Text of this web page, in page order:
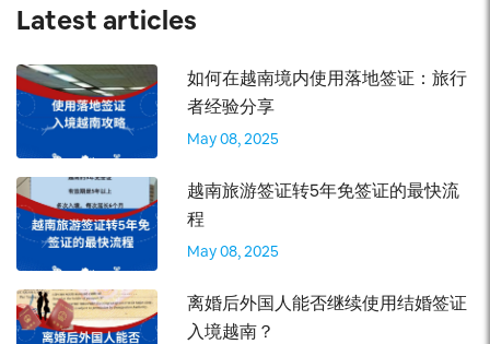
Latest articles
如何在越南境内使用落地签证：旅行
者经验分享
May 08, 2025
越南旅游签证转5年免签证的最快流
程
May 08, 2025
离婚后外国人能否继续使用结婚签证
入境越南？